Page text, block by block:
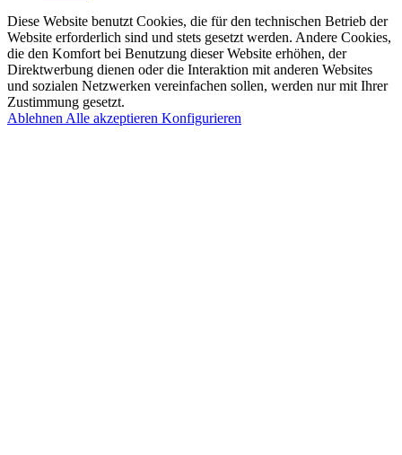
Diese Website benutzt Cookies, die für den technischen Betrieb der
Website erforderlich sind und stets gesetzt werden. Andere Cookies,
die den Komfort bei Benutzung dieser Website erhöhen, der
Direktwerbung dienen oder die Interaktion mit anderen Websites
und sozialen Netzwerken vereinfachen sollen, werden nur mit Ihrer
Zustimmung gesetzt.
AblehnenAlle akzeptieren Konfigurieren